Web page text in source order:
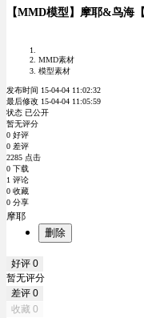
【MMD模型】摩耶&鸟海【
MMD素材
模型素材
发布时间 15-04-04 11:02:32
最后修改 15-04-04 11:05:59
状态 已公开
暂无评分
0 好评
0 差评
2285 点击
0 下载
1 评论
0 收藏
0 分享
摩耶
删除
好评 0
暂无评分
差评 0
收藏 0